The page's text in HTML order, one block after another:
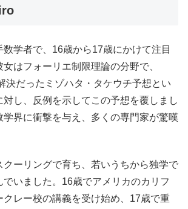
学者で、16歳から17歳にかけて注目
はフォーリエ制限理論の分野で、
決だったミゾハタ・タケウチ予想とい
対し、反例を示してこの予想を覆しまし
学界に衝撃を与え、多くの専門家が驚嘆
クーリングで育ち、若いうちから独学で
いました。16歳でアメリカのカリフ
クレー校の講義を受け始め、17歳で重